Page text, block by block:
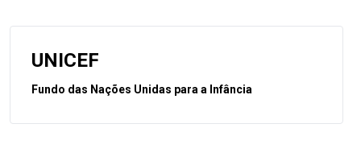
UNICEF
Fundo das Nações Unidas para a Infância